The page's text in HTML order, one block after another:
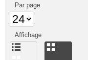
Par page
Affichage